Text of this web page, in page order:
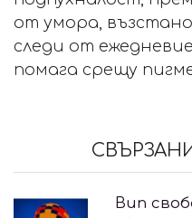
от умора,
следи от
помага срещу
Вип